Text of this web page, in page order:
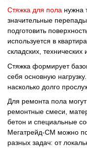
Стяжка для пола нужна
значительные
подготовить
используется в
складских,
Стяжка формирует
себя основную
насколько долго
Для ремонта пола
ремонтные смеси,
бетон и специальные
Мегатрейд-СМ можно
разных задач: от